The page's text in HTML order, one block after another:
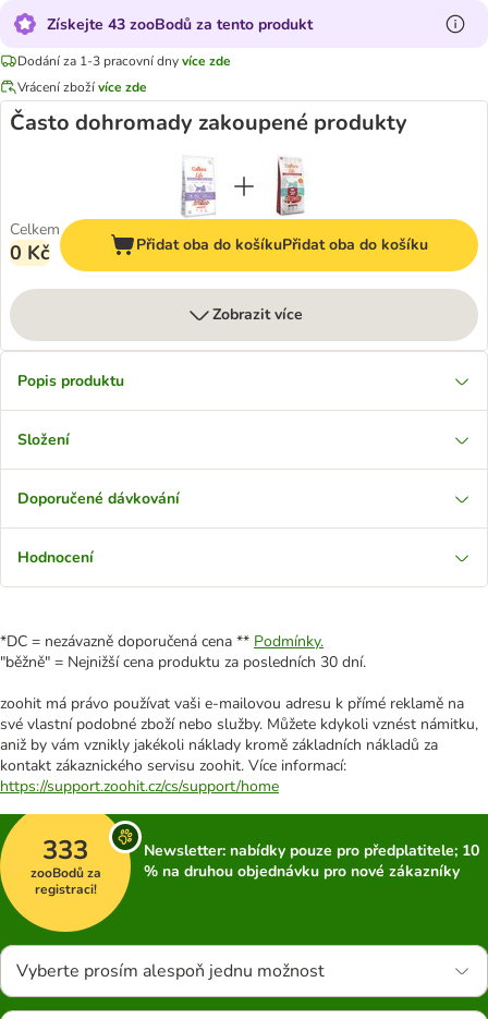
Získejte 43 zooBodů za tento produkt
Dodání za 1-3 pracovní dnyvíce zde
Vrácení zbožívíce zde
Často dohromady zakoupené produkty
Celkem
0 Kč Přidat oba do košíkuPřidat oba do košíku
Zobrazit více
Popis produktu
Složení
Doporučené dávkování
Hodnocení
*DC = nezávazně doporučená cena ** Podmínky.
"běžně" = Nejnižší cena produktu za posledních 30 dní.
zoohit má právo používat vaši e-mailovou adresu k přímé reklamě na
své vlastní podobné zboží nebo služby. Můžete kdykoli vznést námitku,
aniž by vám vznikly jakékoli náklady kromě základních nákladů za
kontakt zákaznického servisu zoohit. Více informací:
https://support.zoohit.cz/cs/support/home
333
zooBodů za
registraci!
Newsletter: nabídky pouze pro předplatitele; 10
% na druhou objednávku pro nové zákazníky
Vyberte prosím alespoň jednu možnost